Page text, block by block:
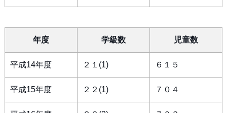
年度 学級数 児童数
平成14年度 ２１(1) ６１５
平成15年度 ２２(1) ７０４